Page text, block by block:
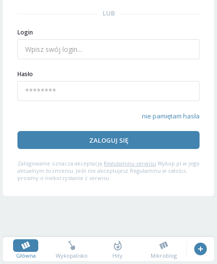
LUB
Login
Hasło
nie pamiętam hasła
ZALOGUJ SIĘ
Zalogowanie oznacza akceptację Regulaminu serwisu Wykop.pl w jego
aktualnym brzmieniu. Jeśli nie akceptujesz Regulaminu w całości,
prosimy o niekorzystanie z serwisu.
Główna Wykopalisko Hity Mikroblog